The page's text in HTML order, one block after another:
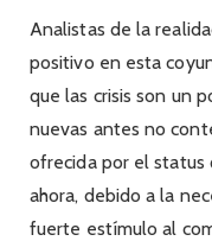
Analistas de la
positivo en esta
que las crisis son un
nuevas antes no
ofrecida por el status
ahora, debido a la
fuerte estímulo al